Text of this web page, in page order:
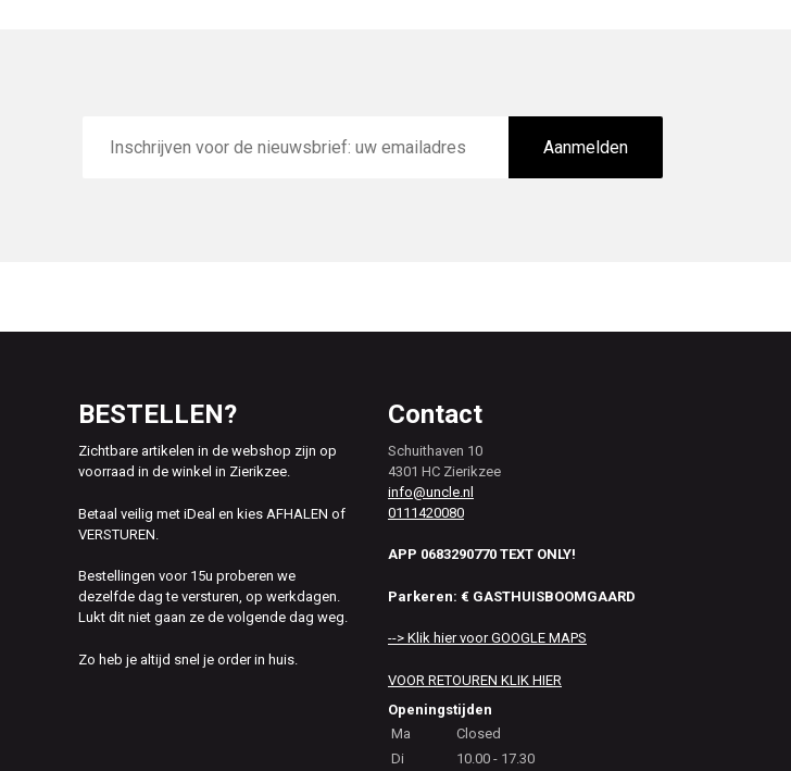
mailadres
Aanmelden
BESTELLEN?
Zichtbare artikelen in de webshop zijn op
voorraad in de winkel in Zierikzee.
Betaal veilig met iDeal en kies AFHALEN of
VERSTUREN.
Bestellingen voor 15u proberen we
dezelfde dag te versturen, op werkdagen.
Lukt dit niet gaan ze de volgende dag weg.
Zo heb je altijd snel je order in huis.
Contact
Schuithaven 10
4301 HC Zierikzee
info@uncle.nl
0111420080
APP 0683290770 TEXT ONLY!
Parkeren: € GASTHUISBOOMGAARD
--> Klik hier voor GOOGLE MAPS
VOOR RETOUREN KLIK HIER
Openingstijden
Ma
Closed
Di
10.00 - 17.30